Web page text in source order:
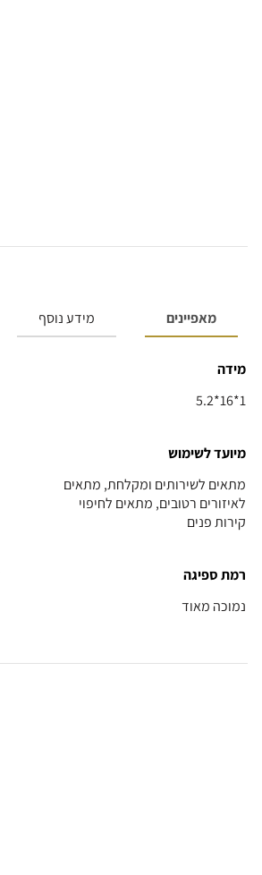
מאפיינים מידע נוסף
מידה
5.2*16*1
מיועד לשימוש
מתאים לשירותים ומקלחת, מתאים
לאיזורים רטובים, מתאים לחיפוי
קירות פנים
רמת ספיגה
נמוכה מאוד